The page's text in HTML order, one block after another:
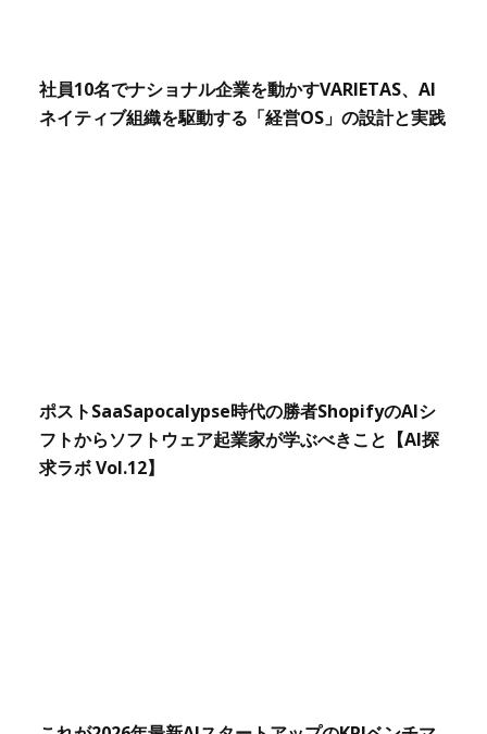
社員10名でナショナル企業を動かすVARIETAS、AI
ネイティブ組織を駆動する「経営OS」の設計と実践
ポストSaaSapocalypse時代の勝者ShopifyのAIシ
フトからソフトウェア起業家が学ぶべきこと【AI探
求ラボ Vol.12】